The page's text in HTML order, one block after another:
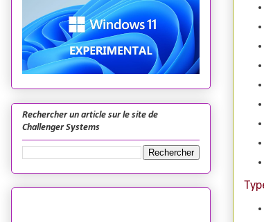
Rechercher un article sur le site de
Challenger Systems